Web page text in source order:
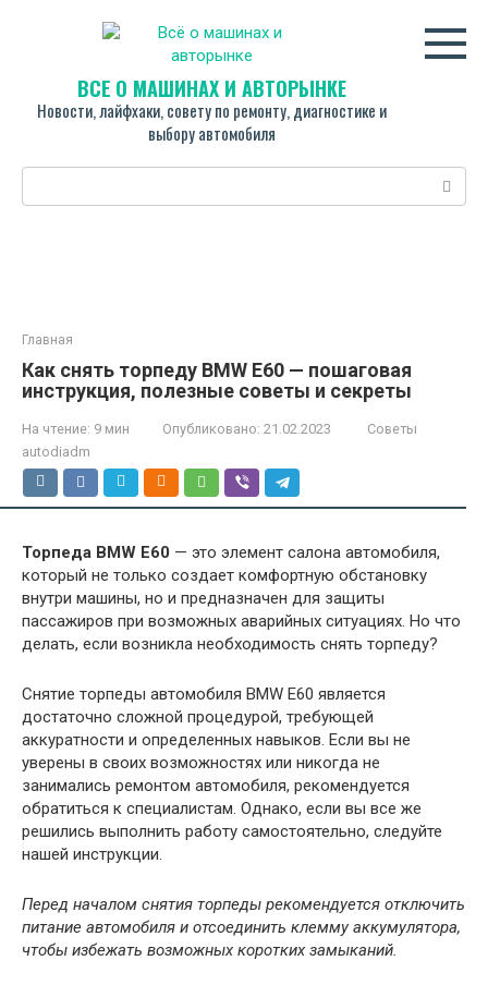
ВСЁ О МАШИНАХ И АВТОРЫНКЕ
Новости, лайфхаки, совету по ремонту, диагностике и
выбору автомобиля
Поиск:
Главная
Как снять торпеду BMW Е60 — пошаговая
инструкция, полезные советы и секреты
На чтение: 9 мин Опубликовано: 21.02.2023
Советы
autodiadm
Торпеда BMW E60 — это элемент салона автомобиля,
который не только создает комфортную обстановку
внутри машины, но и предназначен для защиты
пассажиров при возможных аварийных ситуациях. Но что
делать, если возникла необходимость снять торпеду?
Снятие торпеды автомобиля BMW E60 является
достаточно сложной процедурой, требующей
аккуратности и определенных навыков. Если вы не
уверены в своих возможностях или никогда не
занимались ремонтом автомобиля, рекомендуется
обратиться к специалистам. Однако, если вы все же
решились выполнить работу самостоятельно, следуйте
нашей инструкции.
Перед началом снятия торпеды рекомендуется отключить
питание автомобиля и отсоединить клемму аккумулятора,
чтобы избежать возможных коротких замыканий.